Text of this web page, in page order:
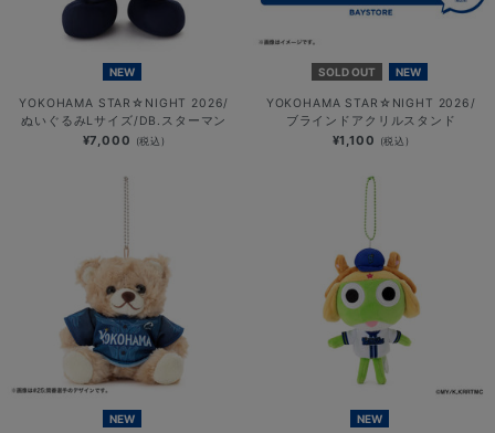
NEW
YOKOHAMA STAR☆NIGHT 2026/
ぬいぐるみLサイズ/DB.スターマン
¥7,000 (税込)
SOLD OUT NEW
YOKOHAMA STAR☆NIGHT 2026/
ブラインドアクリルスタンド
¥1,100 (税込)
NEW NEW